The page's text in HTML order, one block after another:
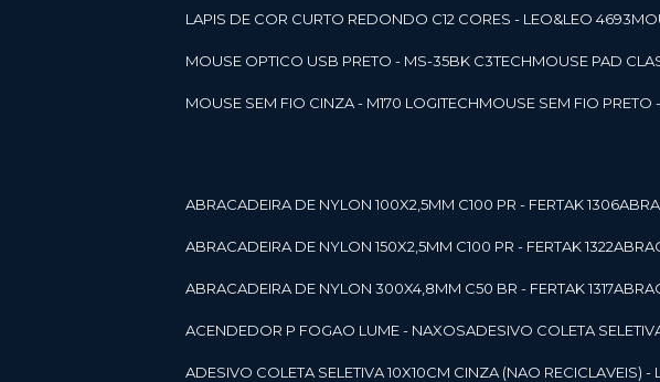
LAPIS DE COR CURTO REDONDO C12 CORES - LEO&LEO 4693
MOUSE OPTICO USB PRETO - MS-35BK C3TECH MOUSE PAD
MOUSE SEM FIO CINZA - M170 LOGITECH MOUSE SEM FIO
ABRACADEIRA DE NYLON 100X2,5MM C100 PR - FERTAK 1306
ABRACADEIRA DE NYLON 150X2,5MM C100 PR - FERTAK 1322
ABRACADEIRA DE NYLON 300X4,8MM C50 BR - FERTAK 1317
ACENDEDOR P FOGAO LUME - NAXOS ADESIVO COLETA
ADESIVO COLETA SELETIVA 10X10CM CINZA (NAO RECICLAVEIS) -